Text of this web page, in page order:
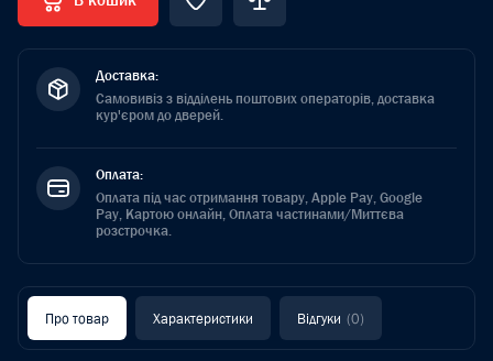
Доставка:
Самовивіз з відділень поштових операторів, доставка
кур'єром до дверей.
Оплата:
Оплата під час отримання товару, Apple Pay, Google
Pay, Картою онлайн, Оплата частинами/Миттєва
розстрочка.
Про товар Характеристики Відгуки (0)